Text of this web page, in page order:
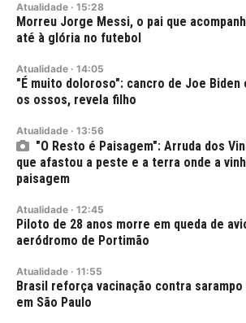
Atualidade · 15:28
Morreu Jorge Messi, o pai que
até à glória no futebol
Atualidade · 14:05
"É muito doloroso": cancro de Joe Biden
os ossos, revela filho
Atualidade · 13:56
"O Resto é Paisagem": Arruda dos
que afastou a peste e a terra onde a
paisagem
Atualidade · 12:45
Piloto de 28 anos morre em queda de
aeródromo de Portimão
Atualidade · 11:55
Brasil reforça vacinação contra
em São Paulo